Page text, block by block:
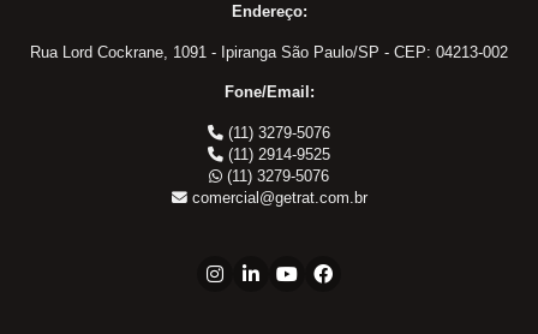
Endereço:
Rua Lord Cockrane, 1091 - Ipiranga São Paulo/SP - CEP: 04213-002
Fone/Email:
(11) 3279-5076
(11) 2914-9525
(11) 3279-5076
comercial@getrat.com.br